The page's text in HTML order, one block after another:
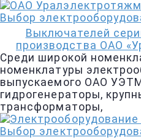
Выбор
Выключателей
производства ОАО
Среди широкой
номенклатуры
выпускаемого ОАО
гидрогенераторы,
трансформаторы,
Выбор